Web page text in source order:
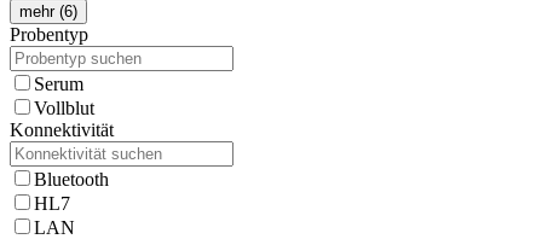
mehr (6)
Probentyp
Serum
Vollblut
Konnektivität
Bluetooth
HL7
LAN